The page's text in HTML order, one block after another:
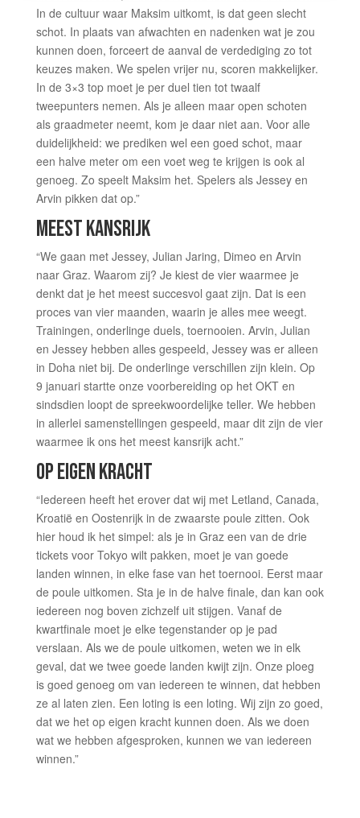
In de cultuur waar Maksim uitkomt, is dat geen slecht
schot. In plaats van afwachten en nadenken wat je zou
kunnen doen, forceert de aanval de verdediging zo tot
keuzes maken. We spelen vrijer nu, scoren makkelijker.
In de 3×3 top moet je per duel tien tot twaalf
tweepunters nemen. Als je alleen maar open schoten
als graadmeter neemt, kom je daar niet aan. Voor alle
duidelijkheid: we prediken wel een goed schot, maar
een halve meter om een voet weg te krijgen is ook al
genoeg. Zo speelt Maksim het. Spelers als Jessey en
Arvin pikken dat op.”
MEEST KANSRIJK
“We gaan met Jessey, Julian Jaring, Dimeo en Arvin
naar Graz. Waarom zij? Je kiest de vier waarmee je
denkt dat je het meest succesvol gaat zijn. Dat is een
proces van vier maanden, waarin je alles mee weegt.
Trainingen, onderlinge duels, toernooien. Arvin, Julian
en Jessey hebben alles gespeeld, Jessey was er alleen
in Doha niet bij. De onderlinge verschillen zijn klein. Op
9 januari startte onze voorbereiding op het OKT en
sindsdien loopt de spreekwoordelijke teller. We hebben
in allerlei samenstellingen gespeeld, maar dit zijn de vier
waarmee ik ons het meest kansrijk acht.”
OP EIGEN KRACHT
“Iedereen heeft het erover dat wij met Letland, Canada,
Kroatië en Oostenrijk in de zwaarste poule zitten. Ook
hier houd ik het simpel: als je in Graz een van de drie
tickets voor Tokyo wilt pakken, moet je van goede
landen winnen, in elke fase van het toernooi. Eerst maar
de poule uitkomen. Sta je in de halve finale, dan kan ook
iedereen nog boven zichzelf uit stijgen. Vanaf de
kwartfinale moet je elke tegenstander op je pad
verslaan. Als we de poule uitkomen, weten we in elk
geval, dat we twee goede landen kwijt zijn. Onze ploeg
is goed genoeg om van iedereen te winnen, dat hebben
ze al laten zien. Een loting is een loting. Wij zijn zo goed,
dat we het op eigen kracht kunnen doen. Als we doen
wat we hebben afgesproken, kunnen we van iedereen
winnen.”